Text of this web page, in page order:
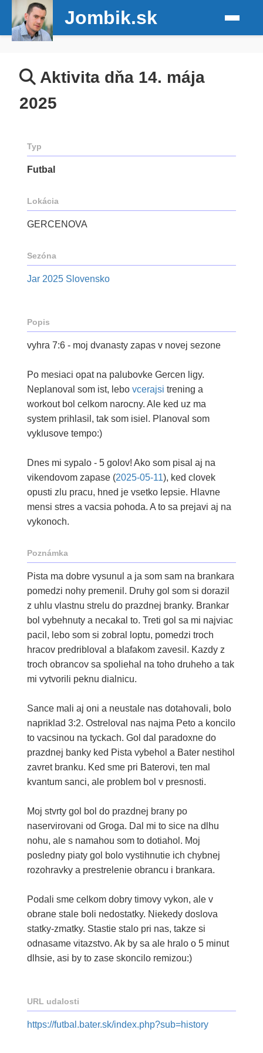
Jombik.sk
Aktivita dňa 14. mája
2025
Typ
Futbal
Lokácia
GERCENOVA
Sezóna
Jar 2025 Slovensko
Popis
vyhra 7:6 - moj dvanasty zapas v novej sezone
Po mesiaci opat na palubovke Gercen ligy.
Neplanoval som ist, lebo vcerajsi trening a
workout bol celkom narocny. Ale ked uz ma
system prihlasil, tak som isiel. Planoval som
vyklusove tempo:)
Dnes mi sypalo - 5 golov! Ako som pisal aj na
vikendovom zapase (2025-05-11), ked clovek
opusti zlu pracu, hned je vsetko lepsie. Hlavne
mensi stres a vacsia pohoda. A to sa prejavi aj na
vykonoch.
Poznámka
Pista ma dobre vysunul a ja som sam na brankara
pomedzi nohy premenil. Druhy gol som si dorazil
z uhlu vlastnu strelu do prazdnej branky. Brankar
bol vybehnuty a necakal to. Treti gol sa mi najviac
pacil, lebo som si zobral loptu, pomedzi troch
hracov predribloval a blafakom zavesil. Kazdy z
troch obrancov sa spoliehal na toho druheho a tak
mi vytvorili peknu dialnicu.
Sance mali aj oni a neustale nas dotahovali, bolo
napriklad 3:2. Ostreloval nas najma Peto a koncilo
to vacsinou na tyckach. Gol dal paradoxne do
prazdnej banky ked Pista vybehol a Bater nestihol
zavret branku. Ked sme pri Baterovi, ten mal
kvantum sanci, ale problem bol v presnosti.
Moj stvrty gol bol do prazdnej brany po
naservirovani od Groga. Dal mi to sice na dlhu
nohu, ale s namahou som to dotiahol. Moj
posledny piaty gol bolo vystihnutie ich chybnej
rozohravky a prestrelenie obrancu i brankara.
Podali sme celkom dobry timovy vykon, ale v
obrane stale boli nedostatky. Niekedy doslova
statky-zmatky. Stastie stalo pri nas, takze si
odnasame vitazstvo. Ak by sa ale hralo o 5 minut
dlhsie, asi by to zase skoncilo remizou:)
URL udalosti
https://futbal.bater.sk/index.php?sub=history